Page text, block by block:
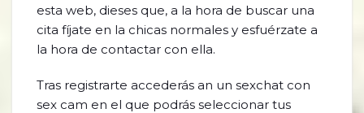
esta web, dieses que, a la hora de buscar una
cita fíjate en la chicas normales y esfuérzate a
la hora de contactar con ella.
Tras registrarte accederás an un sexchat con
sex cam en el que podrás seleccionar tus